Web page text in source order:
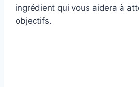
ingrédient qui vous aidera à
objectifs.